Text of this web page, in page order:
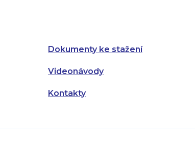
Dokumenty ke stažení
Videonávody
Kontakty
Pátek: